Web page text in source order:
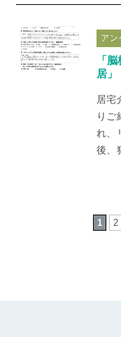
アン
「
居」
居宅
り
れ、
後、
1 2